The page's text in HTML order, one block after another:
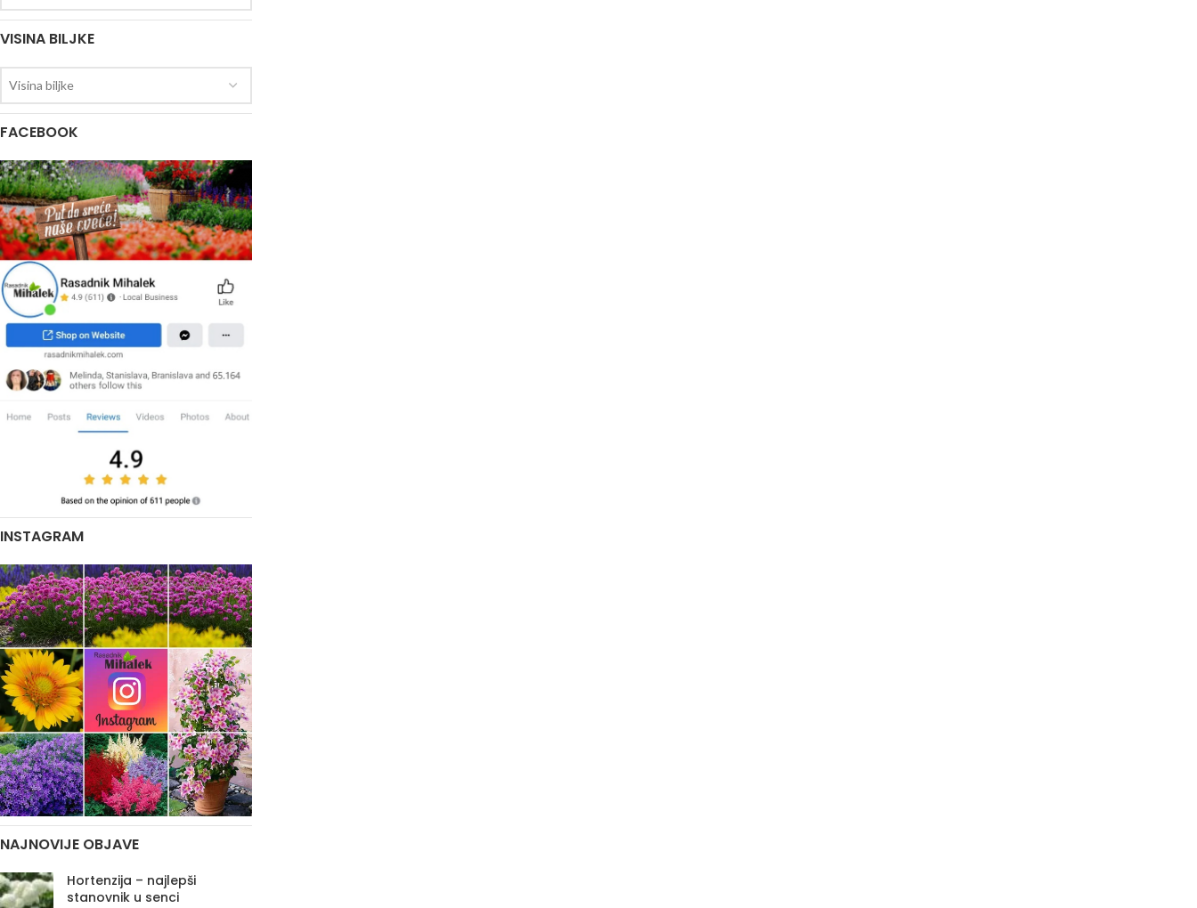
VISINA BILJKE
Visina biljke
FACEBOOK
INSTAGRAM
NAJNOVIJE OBJAVE
Hortenzija – najlepši
stanovnik u senci